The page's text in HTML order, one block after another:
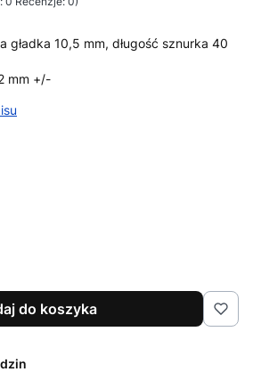
gładka 10,5 mm, długość sznurka 40
mm +/-
do koszyka